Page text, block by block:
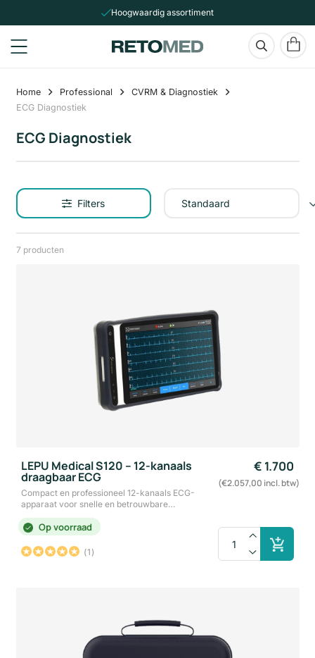
Hoogwaardig assortiment
Home Professional
CVRM & Diagnostiek
ECG Diagnostiek
ECG Diagnostiek
Filters
7 producten
LEPU Medical S120 – 12-kanaals
draagbaar ECG
Compact en professioneel 12-kanaals ECG-
apparaat voor snelle en betrouwbare…
€ 1.700
(€2.057,00 incl. btw)
Op voorraad
1